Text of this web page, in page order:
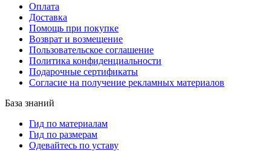
Оплата
Доставка
Помощь при покупке
Возврат и возмещение
Пользовательское соглашение
Политика конфиденциальности
Подарочные сертификаты
Согласие на получение рекламных материалов
База знаний
Гид по материалам
Гид по размерам
Одевайтесь по уставу